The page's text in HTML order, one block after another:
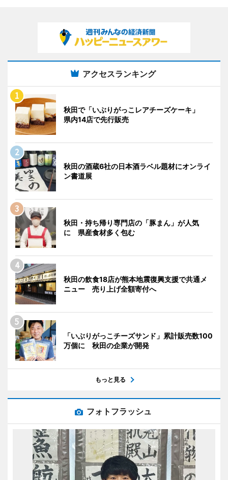
アクセスランキング
秋田で「いぶりがっこレアチーズケーキ」
県内14店で先行販売
秋田の酒蔵6社の日本酒ラベル題材にオンライ
ン書道展
秋田・持ち帰り専門店の「豚まん」が人気
に 県産食材多く包む
秋田の飲食18店が熊本地震復興支援で共通メ
ニュー 売り上げ全額寄付へ
「いぶりがっこチーズサンド」累計販売数100
万個に 秋田の企業が開発
もっと見る
フォトフラッシュ